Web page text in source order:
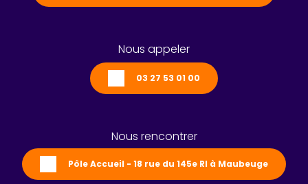
Nous appeler
03 27 53 01 00
Nous rencontrer
Pôle Accueil - 18 rue du 145e RI à Maubeuge